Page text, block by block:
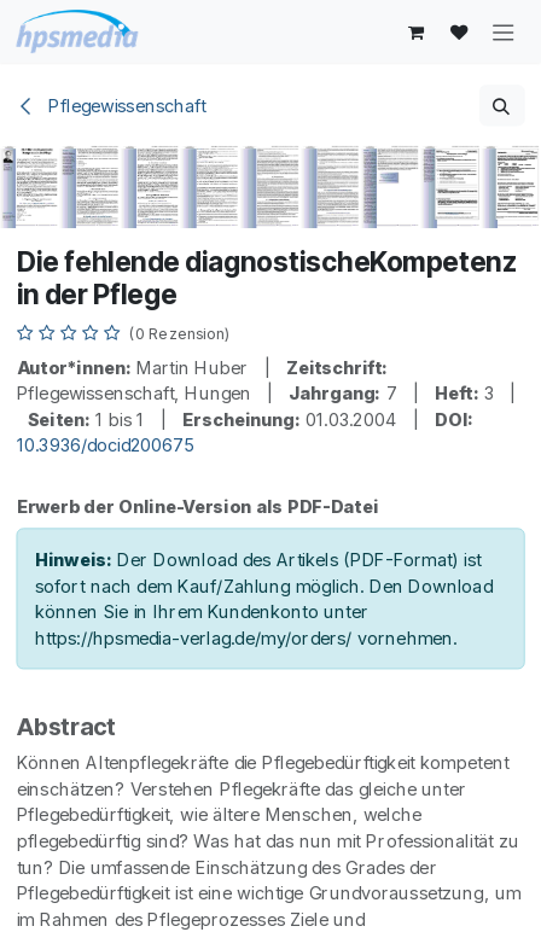
Zum Inhalt springen
Pflegewissenschaft
Die fehlende diagnostischeKompetenz
in der Pflege
(0 Rezension)
Autor*innen: Martin Huber | Zeitschrift:
Pflegewissenschaft, Hungen | Jahrgang: 7 | Heft: 3 |
Seiten: 1 bis 1 | Erscheinung: 01.03.2004 | DOI:
10.3936/docid200675
Erwerb der Online-Version als PDF-Datei
Hinweis: Der Download des Artikels (PDF-Format) ist
sofort nach dem Kauf/Zahlung möglich. Den Download
können Sie in Ihrem Kundenkonto unter
https://hpsmedia-verlag.de/my/orders/ vornehmen.
Abstract
Können Altenpflegekräfte die Pflegebedürftigkeit kompetent
einschätzen? Verstehen Pflegekräfte das gleiche unter
Pflegebedürftigkeit, wie ältere Menschen, welche
pflegebedürftig sind? Was hat das nun mit Professionalität zu
tun? Die umfassende Einschätzung des Grades der
Pflegebedürftigkeit ist eine wichtige Grundvoraussetzung, um
im Rahmen des Pflegeprozesses Ziele und